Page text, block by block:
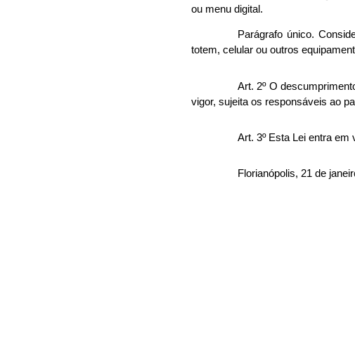
ou menu digital.
Parágrafo único.
totem, celular ou outros
Art. 2º O
vigor, sujeita os responsáveis ao
Art. 3º Esta Lei entra em
Florianópolis, 21 de